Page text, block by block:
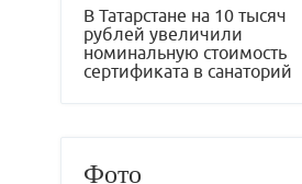
В Татарстане на 10 тысяч
рублей увеличили
номинальную стоимость
сертификата в санаторий
Фото